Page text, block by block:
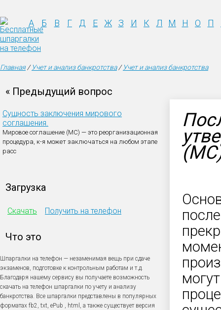
А Б В Г Д Е Ж З И К Л М Н О П
Главная/ Учет и анализ банкротства/ Учет и анализ банкротства
« Предыдущий вопрос
Сущность заключения мирового
соглашения.
Мировое соглашение (МС) — это реорганизационная
процедура, к-я может заключаться на любом этапе
расс
Загрузка
Скачать Получить на телефон
Что это
Шпаргалки на телефон — незаменимая вещь при сдаче
экзаменов, подготовке к контрольным работам и т.д.
Благодаря нашему сервису вы получаете возможность
скачать на телефон шпаргалки по учету и анализу
банкротства. Все шпаргалки представлены в популярных
форматах fb2, txt, ePub , html, а также существует версия